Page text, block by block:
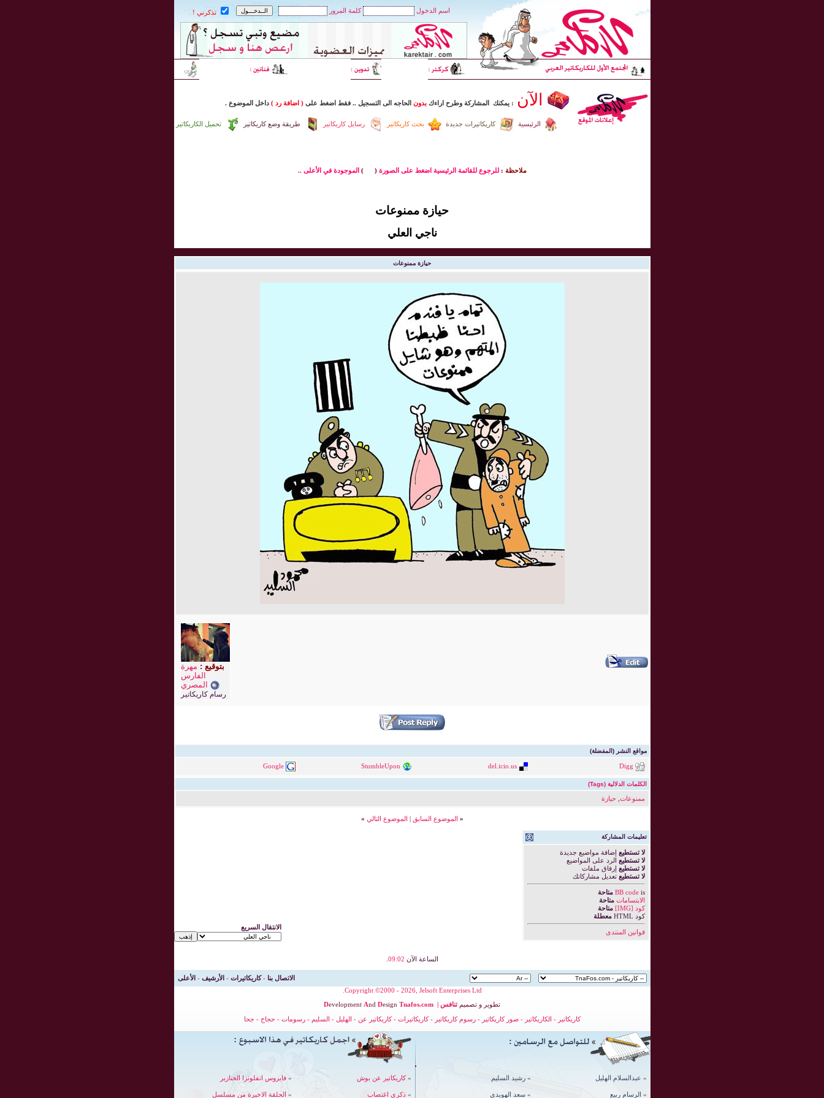
اسم الدخول كلمة المرور تذكرني !
الآن : يمكنك المشاركة وطرح اراءك بدون الحاجه الى التسجيل .. فقط اضغط على ( اضافة رد ) داخل الموضوع .
تحميل الكاريكاتير طريقة وضع كاريكاتير رسايل كاريكاتير بحث كاريكاتير كاريكاتيرات جديدة الرئيسية
ملاحظة : للرجوع للقائمة الرئيسية اضغط على الصورة(
) الموجودة في الأعلى ..
حيازة ممنوعات
ناجي العلي
حيازة ممنوعات
بتوقيع : مهرة
الفارس
المصري
رسام كاريكاتير
مواقع النشر (المفضلة)
Digg
del.icio.us
StumbleUpon
Google
الكلمات الدلالية (Tags)
ممنوعات حيازة
« الموضوع السابق | الموضوع التالي »
تعليمات المشاركة
لا تستطيع إضافة مواضيع جديدة
لا تستطيع الرد على المواضيع
لا تستطيع إرفاق ملفات
لا تستطيع تعديل مشاركاتك
BB codeis
متاحة
الابتسامات متاحة
كود [IMG]
متاحة
كود HTML
معطلة
قوانين المنتدى
الانتقال السريع
الساعة الآن 09:02
الاتصال بنا -كاريكاتيرات - الأرشيف - الأعلى
Copyright ©2000 - 2026, Jelsoft Enterprises Ltd.
Development And Design Tnafos.com | تطوير و تصميم تنافس
كاريكاتير - الكاريكاتير -صور كاريكاتير - رسوم كاريكاتير -كاريكاتيرات -كاريكاتير عن - الهليل - السليم -رسومات - حجاج - جحا
» فايروس انفلونزا الخنازير » كاريكاتير عن بوش
» الحلقة الاخيرة من مسلسل » ذكرى اغتصاب
» رشيد السليم » عبدالسلام الهليل
» سعد الهويدي » الرسام ربيع